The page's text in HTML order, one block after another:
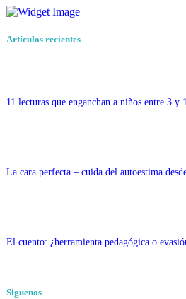
Artículos recientes
11 lecturas que enganchan a niños entre 3 y
La cara perfecta – cuida del autoestima
El cuento: ¿herramienta pedagógica o
Siguenos